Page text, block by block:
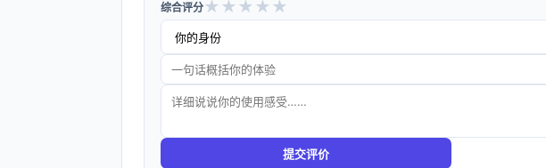
综合评分★ ★ ★ ★ ★
提交评价